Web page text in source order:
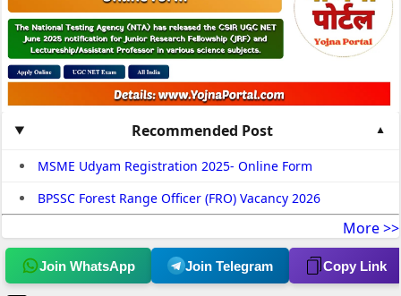
Recommended Post
MSME Udyam Registration 2025- Online Form
BPSSC Forest Range Officer (FRO) Vacancy 2026
More >>
Join WhatsApp Join Telegram Copy Link